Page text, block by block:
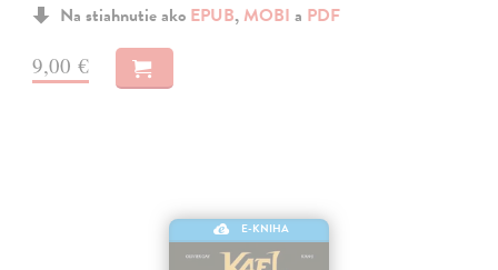
Na stiahnutie ako EPUB, MOBI a PDF
9,00 €
E-KNIHA